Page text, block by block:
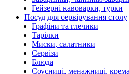
Гейзерні кавоварки, турки
Посуд для сервірування столу
Графіни та глечики
Тарілки
Миски, салатники
Сервізи
Блюда
Соусниці, менажниці,